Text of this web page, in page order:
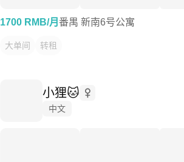
1700 RMB/月 番禺 新南6号公寓
大单间 转租
小狸🐱
中文